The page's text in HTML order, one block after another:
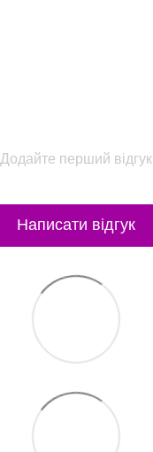
Додайте перший відгук
Написати відгук